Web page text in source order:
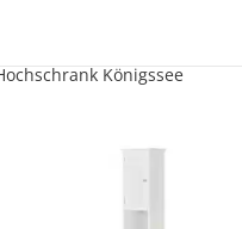
Königssee